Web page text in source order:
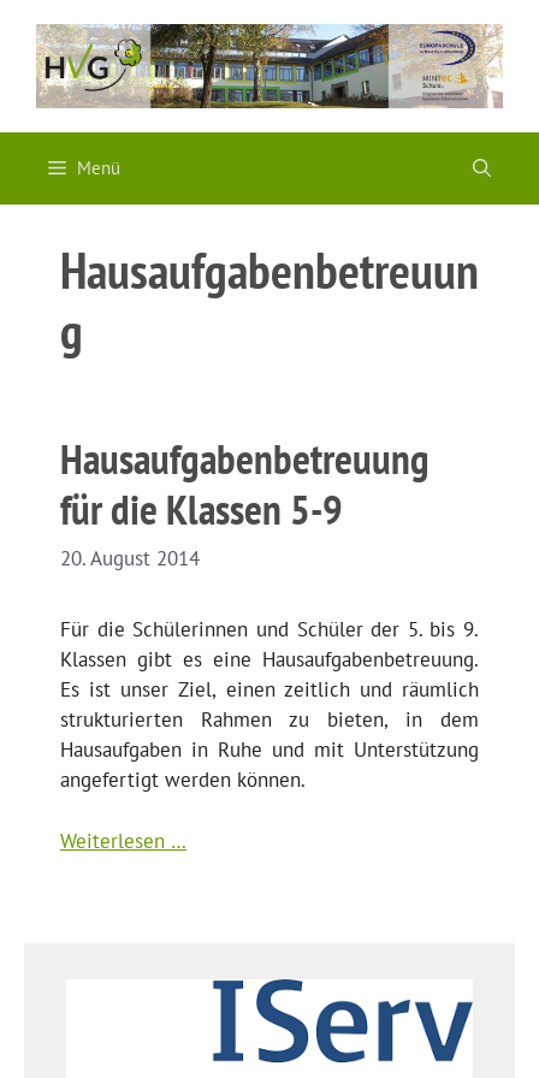
Inhalt
springen
Menü
Hausaufgabenbetreuun
g
Hausaufgabenbetreuung
für die Klassen 5-9
20. August 2014
Für die Schülerinnen und Schüler der 5. bis 9.
Klassen gibt es eine Hausaufgabenbetreuung.
Es ist unser Ziel, einen zeitlich und räumlich
strukturierten Rahmen zu bieten, in dem
Hausaufgaben in Ruhe und mit Unterstützung
angefertigt werden können.
Weiterlesen …